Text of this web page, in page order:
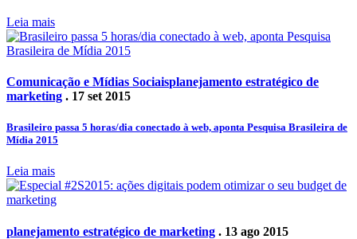
Leia mais
Comunicação e Mídias Sociaisplanejamento estratégico de
marketing . 17 set 2015
Brasileiro passa 5 horas/dia conectado à web, aponta Pesquisa Brasileira de
Mídia 2015
Leia mais
planejamento estratégico de marketing . 13 ago 2015